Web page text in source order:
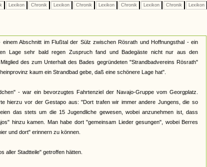
Lexikon Chronik Lexikon Chronik Lexikon Chronik Lexikon Chronik Lexikon
Abschnitt im Flußtal der Sülz zwischen Rösrath und Hoffnungsthal - ein
Lage sehr bald regen Zuspruch fand und Badegäste nicht nur aus den
des zum Unterhalt des Bades gegründeten "Strandbadvereins Rösrath"
kaum ein Strandbad gebe, daß eine schönere Lage hat".
- war ein bevorzugtes Fahrtenziel der Navajo-Gruppe vom Georgplatz.
hierzu vor der Gestapo aus: "Dort trafen wir immer andere Jungens, die so
das stets um die 15 Jugendliche gewesen, wobei anzunehmen ist, dass
hinzu kamen. Man habe dort "gemeinsam Lieder gesungen", wobei Berres
und dort" erinnern zu können.
aller Stadtteile" getroffen hätten.